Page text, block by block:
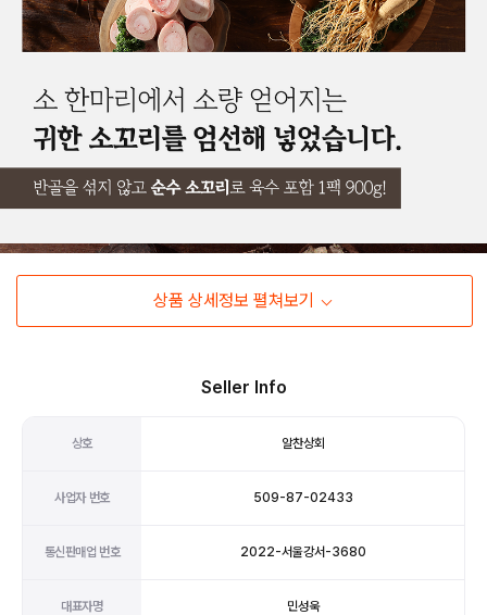
상품 상세정보 펼쳐보기
Seller Info
상호 알찬상회
사업자 번호 509-87-02433
통신판매업 번호 2022-서울강서-3680
대표자명 민성욱